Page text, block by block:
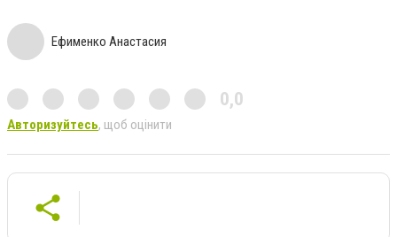
Ефименко Анастасия
0,0
Авторизуйтесь, щоб оцінити